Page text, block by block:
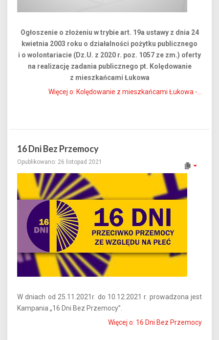
Ogłoszenie o złożeniu w trybie art. 19a ustawy z dnia 24
kwietnia 2003 roku o działalności pożytku publicznego
i o wolontariacie (Dz.U. z 2020 r. poz. 1057 ze zm.) oferty
na realizację zadania publicznego pt. Kolędowanie
z mieszkańcami Łukowa
Więcej o: Kolędowanie z mieszkańcami Łukowa -...
16 Dni Bez Przemocy
Opublikowano: 26 listopad 2021
W dniach od 25.11.2021r. do 10.12.2021 r. prowadzona jest
Kampania „16 Dni Bez Przemocy”.
Więcej o: 16 Dni Bez Przemocy